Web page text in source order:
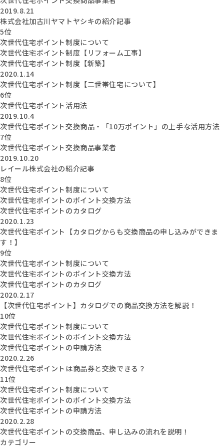
2019.8.21
株式会社加古川ヤマトヤシキの紹介記事
5位
次世代住宅ポイント制度について
次世代住宅ポイント制度【リフォーム工事】
次世代住宅ポイント制度【新築】
2020.1.14
次世代住宅ポイント制度【二世帯住宅について】
6位
次世代住宅ポイント活用法
2019.10.4
次世代住宅ポイント交換商品・「10万ポイント」の上手な活用方法
7位
次世代住宅ポイント交換商品事業者
2019.10.20
レイール株式会社の紹介記事
8位
次世代住宅ポイント制度について
次世代住宅ポイントのポイント交換方法
次世代住宅ポイントのカタログ
2020.1.23
次世代住宅ポイント【カタログからも交換商品の申し込みができま
す！】
9位
次世代住宅ポイント制度について
次世代住宅ポイントのポイント交換方法
次世代住宅ポイントのカタログ
2020.2.17
【次世代住宅ポイント】カタログでの商品交換方法を解説！
10位
次世代住宅ポイント制度について
次世代住宅ポイントのポイント交換方法
次世代住宅ポイントの申請方法
2020.2.26
次世代住宅ポイントは商品券と交換できる？
11位
次世代住宅ポイント制度について
次世代住宅ポイントのポイント交換方法
次世代住宅ポイントの申請方法
2020.2.28
次世代住宅ポイントの交換商品、申し込みの流れを説明！
カテゴリー